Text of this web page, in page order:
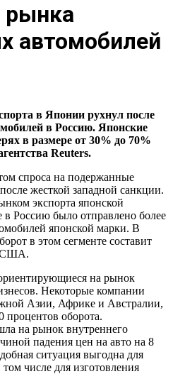
рынка
автомобилей
в Японии рухнул после
в Россию. Японские
в размере от 30% до 70%
Reuters.
спроса на подержанные
жесткой западной санкции.
экспорта японской
в Россию было отправлено более
японской марки. В
в этом сегменте составит
США.
на рынок
Некоторые компании
Азии, Африке и Австралии,
процентов оборота.
на рынок внутреннего
падения цен на авто на 8
ситуация выгодна для
числе для изготовления